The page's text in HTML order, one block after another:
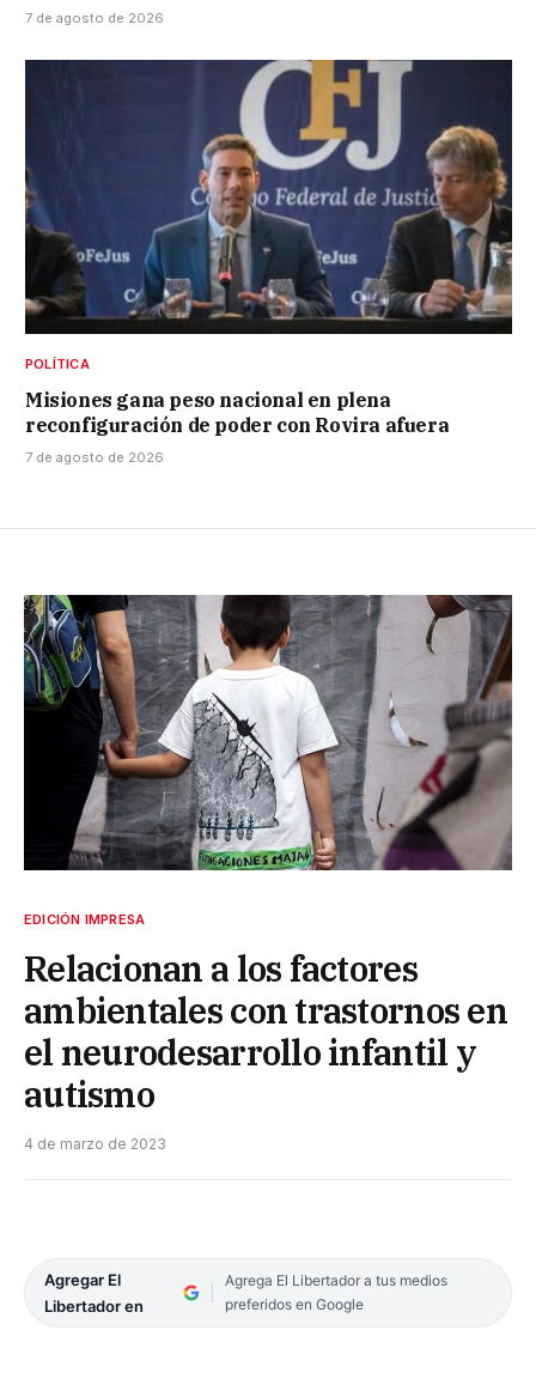
7 de agosto de 2026
POLÍTICA
Misiones gana peso nacional en plena
reconfiguración de poder con Rovira afuera
7 de agosto de 2026
EDICIÓN IMPRESA
Relacionan a los factores
ambientales con trastornos en
el neurodesarrollo infantil y
autismo
4 de marzo de 2023
Agregar El
Libertador en
Agrega El Libertador a tus medios
preferidos en Google